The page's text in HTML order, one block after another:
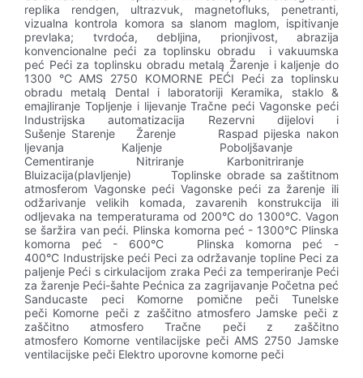
replika rendgen, ultrazvuk, magnetofluks, penetranti,
vizualna kontrola komora sa slanom maglom, ispitivanje
prevlaka; tvrdoća, debljina, prionjivost, abrazija
konvencionalne peći za toplinsku obradu i vakuumska
peć Peći za toplinsku obradu metalą Žarenje i kaljenje do
1300 °C AMS 2750 KOMORNE PEĆI Peći za toplinsku
obradu metalą Dental i laboratoriji Keramika, staklo &
emajliranje Topljenje i lijevanje Tračne peći Vagonske peći
Industrijska automatizacija Rezervni dijelovi i
Sušenje Starenje Žarenje Raspad pijeska nakon
ljevanja Kaljenje Poboljšavanje
Cementiranje Nitriranje Karbonitriranje
Bluizacija(plavljenje) Toplinske obrade sa zaštitnom
atmosferom Vagonske peći Vagonske peći za žarenje ili
odžarivanje velikih komada, zavarenih konstrukcija ili
odljevaka na temperaturama od 200°C do 1300°C. Vagon
se šaržira van peći. Plinska komorna peć - 1300°C Plinska
komorna peć - 600°C Plinska komorna peć -
400°C Industrijske peći Peci za održavanje topline Peci za
paljenje Peći s cirkulacijom zraka Peći za temperiranje Peći
za žarenje Peći-šahte Pećnica za zagrijavanje Početna peć
Sanducaste peci Komorne pomične peči Tunelske
peči Komorne peči z zaščitno atmosfero Jamske peči z
zaščitno atmosfero Tračne peči z zaščitno
atmosfero Komorne ventilacijske peči AMS 2750 Jamske
ventilacijske peči Elektro uporovne komorne peči